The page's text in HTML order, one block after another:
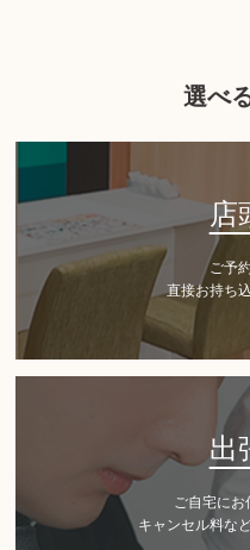
選べ
店
ご予
直接お持ち
出
ご自宅にお
キャンセル料な